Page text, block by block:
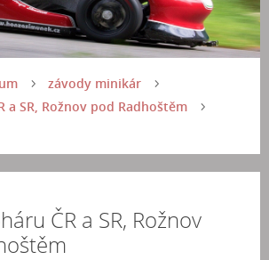
závody minikár
a SR, Rožnov pod Radhoštěm
ČR a SR, Rožnov